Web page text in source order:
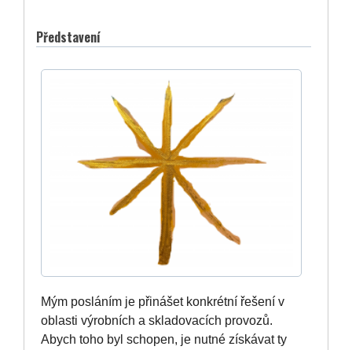
Představení
Mým posláním je přinášet konkrétní řešení v
oblasti výrobních a skladovacích provozů.
Abych toho byl schopen, je nutné získávat ty